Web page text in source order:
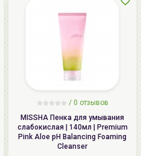
/ 0 отзывов
MISSHA Пенка для умывания
слабокислая | 140мл | Premium
Pink Aloe pH Balancing Foaming
Cleanser